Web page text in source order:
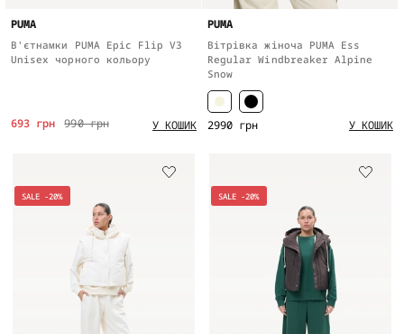
PUMA
В'єтнамки PUMA Epic Flip V3
Unisex чорного кольору
990 грн
693 грн У КОШИК
PUMA
Вітрівка жіноча PUMA Ess
Regular Windbreaker Alpine
Snow
2990 грн У КОШИК
SALE -20% SALE -20%